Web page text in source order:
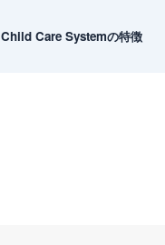
Child Care Systemの特徴